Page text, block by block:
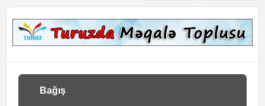
Bağış